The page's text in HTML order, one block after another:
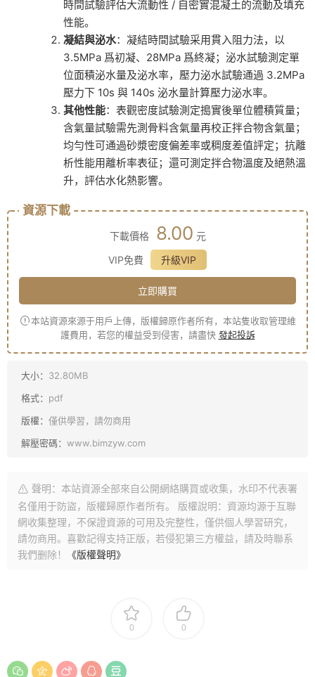
時間試驗評估大流動性 / 自密實混凝土的流動及填充
性能。
凝結與泌水：凝結時間試驗采用貫入阻力法，以
3.5MPa 爲初凝、28MPa 爲終凝；泌水試驗測定單
位面積泌水量及泌水率，壓力泌水試驗通過 3.2MPa
壓力下 10s 與 140s 泌水量計算壓力泌水率。
其他性能：表觀密度試驗測定搗實後單位體積質量；
含氣量試驗需先測骨料含氣量再校正拌合物含氣量；
均勻性可通過砂漿密度偏差率或稠度差值評定；抗離
析性能用離析率表征；還可測定拌合物溫度及絕熱溫
升，評估水化熱影響。
資源下載
下載價格 8.00 元
VIP免費
升級VIP
立即購買
本站資源來源于用戶上傳，版權歸原作者所有，本站隻收取管理維
護費用，若您的權益受到侵害，請盡快 發起投訴
大小： 32.80MB
格式： pdf
版權： 僅供學習，請勿商用
解壓密碼： www.bimzyw.com
聲明：本站資源全部來自公開網絡購買或收集，水印不代表署
名僅用于防盜，版權歸原作者所有。 版權說明：資源均源于互聯
網收集整理，不保證資源的可用及完整性，僅供個人學習研究，
請勿商用。喜歡記得支持正版，若侵犯第三方權益，請及時聯系
我們删除！
《版權聲明》
0 0